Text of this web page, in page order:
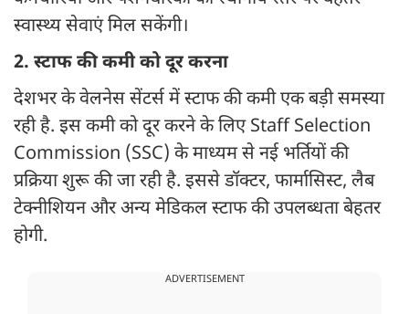
स्वास्थ्य सेवाएं मिल सकेंगी।
2. स्टाफ की कमी को दूर करना
देशभर के वेलनेस सेंटर्स में स्टाफ की कमी एक बड़ी समस्या
रही है. इस कमी को दूर करने के लिए Staff Selection
Commission (SSC) के माध्यम से नई भर्तियों की
प्रक्रिया शुरू की जा रही है. इससे डॉक्टर, फार्मासिस्ट, लैब
टेक्नीशियन और अन्य मेडिकल स्टाफ की उपलब्धता बेहतर
होगी.
ADVERTISEMENT